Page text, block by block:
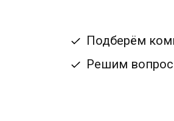
Подберём
Решим